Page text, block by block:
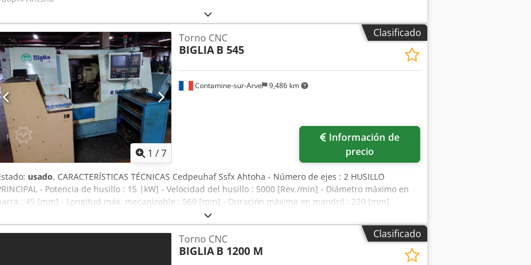
Clasificado
1 /7
Contamine-sur-Arve 9,486 km
Torno CNC
BIGLIA B 545
precio
usado, CARACTERÍSTICAS TÉCNICAS Cedpeuhaf Ssfx Ahtoha - Número de ejes : 2 HUSILLO
- Potencia de husillo : 15 |kW] - Velocidad del husillo : 5000 [Rev./min] - Diámetro máximo en
: 45 [mm] - Longitud máx. mecanizable : 560 [mm] - Duración máxima en mandril : 220 [mm]
TORRETA - Número de posiciones : 12 - Carrera X/Z : 170 / 560 [mm] ALIMENTACIÓN ELÉCTRICA - Tensión
alimentación : 400 [V] DIMENSIONES TOTALES - Dimensiones en el suelo : 4240 X 2000 [mm] - Altura
máquina : 1900 [mm] - Peso de la máquina : 4200 [Kg] EQUIPAMIENTO - CNC : Fanuc 21i-TB - Recipiente
de riego - Transportador de virutas - Palpador herramientas
Clasificado
Torno CNC
BIGLIA B 1200 M